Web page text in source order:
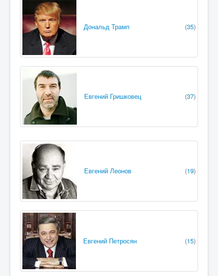
Дональд Трамп (35)
Евгений Гришковец (37)
Евгений Леонов (19)
Евгений Петросян (15)